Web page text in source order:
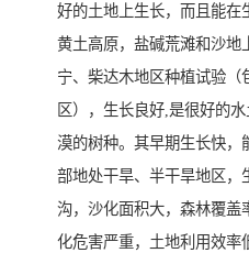
好的土地上生长，而且能在
黄土高原，盐碱荒滩和沙地
宁、柴达木地区种植试验（
区），生长良好,是很好的
漠的树种。其早期生长快，
部地处干旱、半干旱地区，
沟，沙化面积大，森林覆盖
化危害严重，土地利用效率